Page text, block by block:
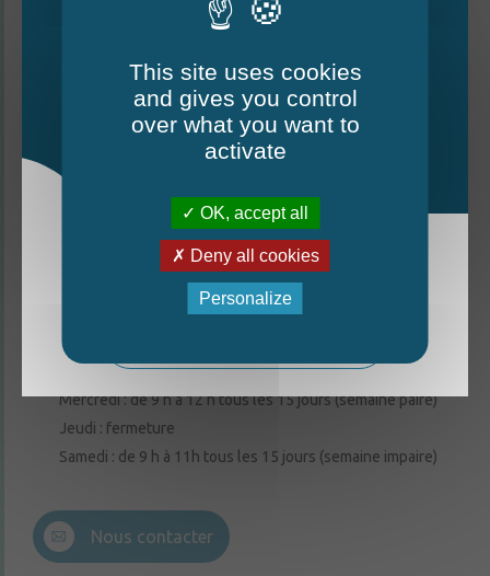
CONTACTEZ-NOUS
6 rue de la Harderie, 49220 Thorigné d’Anjou
Lundi, mardi, vendredi : de 9 h à 12 h
Mercredi : de 9 h à 12 h tous les 15 jours (semaine paire)
Jeudi : fermeture
Samedi : de 9 h à 11h tous les 15 jours (semaine impaire)
Nous contacter
Le Mag - édition estivale
La nouvelle édition du Mag est arrivée!
This site uses cookies
and gives you control
over what you want to
activate
OK, accept all
Deny all cookies
Personalize